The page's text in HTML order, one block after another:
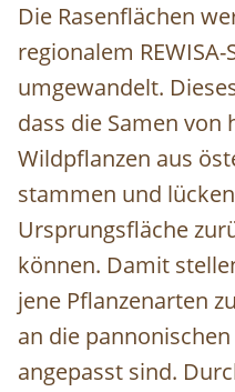
Die Rasenflächen
regionalem
umgewandelt.
dass die Samen von
Wildpflanzen aus
stammen und
Ursprungsfläche
können. Damit
jene Pflanzenarten
an die
angepasst sind.